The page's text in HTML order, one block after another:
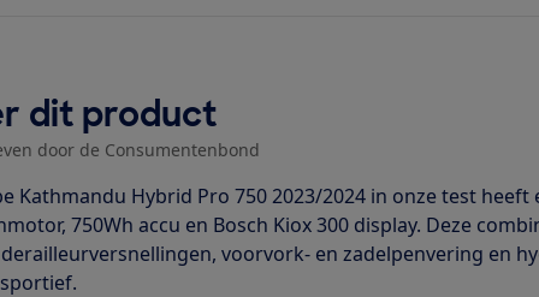
dit product
door de Consumentenbond
Kathmandu Hybrid Pro 750 2023/2024 in onze test heeft
750Wh accu en Bosch Kiox 300 display. Deze
voorvork- en zadelpenvering en